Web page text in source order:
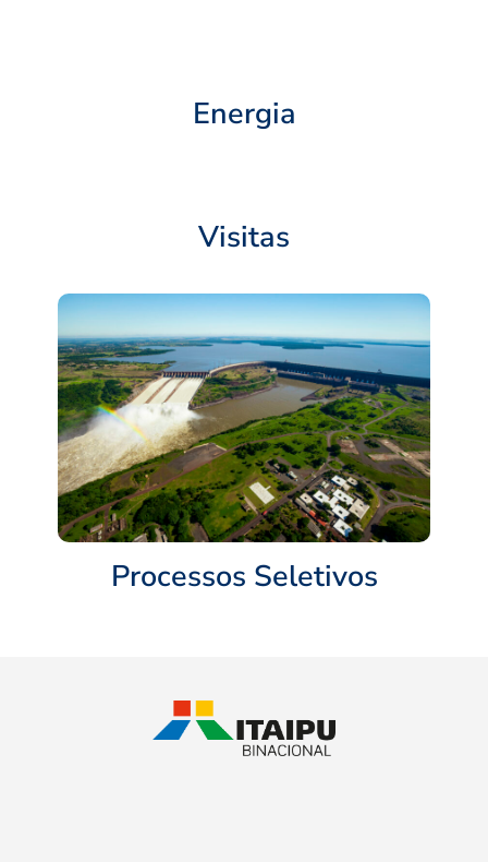
Energia
Visitas
Processos Seletivos